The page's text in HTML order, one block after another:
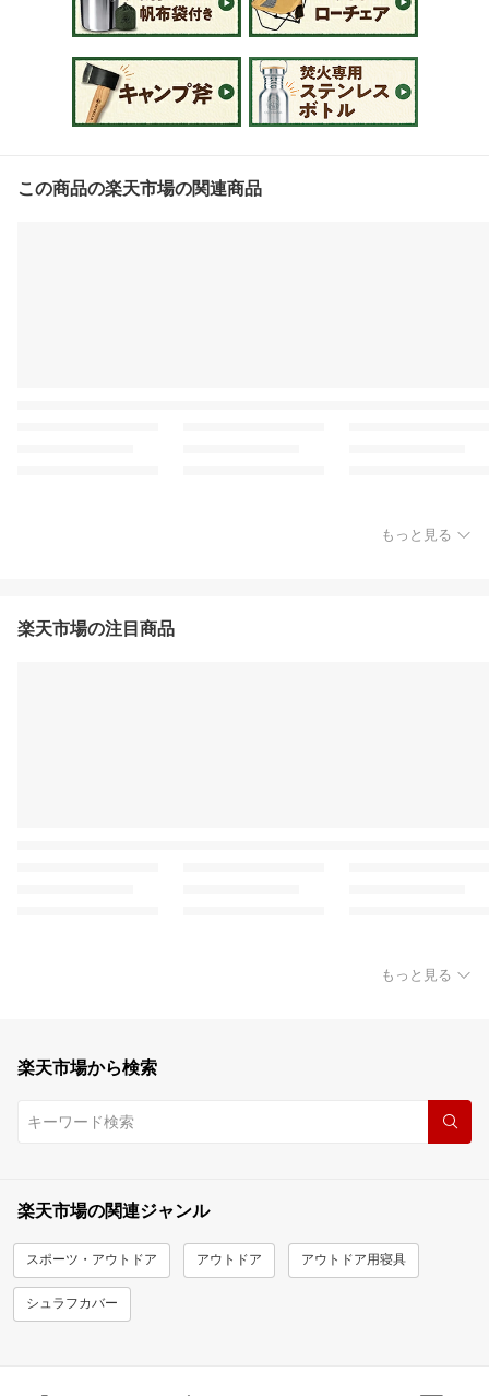
湯沸かし カンティーン
直火対応 500ml 750ml 1
この商品の楽天市場の関連商品
もっと見る
楽天市場の注目商品
もっと見る
楽天市場から検索
楽天市場の関連ジャンル
スポーツ・アウトドア アウトドア アウトドア用寝具
シュラフカバー